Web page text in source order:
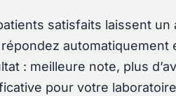
satisfaits laissent un
: meilleure note, plus
pour votre